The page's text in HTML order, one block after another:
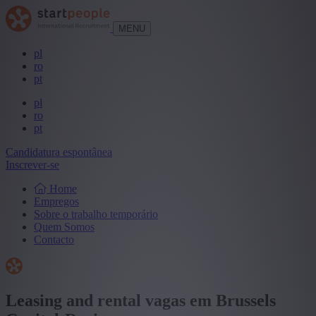
MENU
pl
ro
pt
pl
ro
pt
Candidatura espontânea
Inscrever-se
Home
Empregos
Sobre o trabalho temporário
Quem Somos
Contacto
Leasing and rental vagas em Brussels